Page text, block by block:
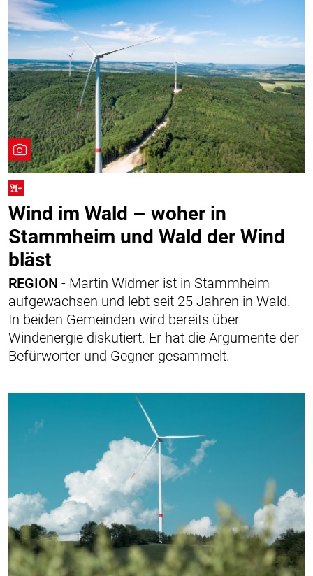
Wind im Wald – woher in
Stammheim und Wald der Wind
bläst
REGION - Martin Widmer ist in Stammheim
aufgewachsen und lebt seit 25 Jahren in Wald.
In beiden Gemeinden wird bereits über
Windenergie diskutiert. Er hat die Argumente der
Befürworter und Gegner gesammelt.